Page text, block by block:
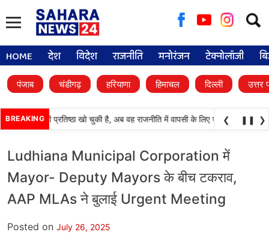
for:
HOME देश विदेश राजनीति मनोरंजन टेक्नोलॉजी
पंजाब चंडीगढ़ हरियाणा हिमाचल दिल्ली उत्तर
BREAKING
दल) अपनी प्रतिष्ठा खो चुकी है, अब वह राजनीति में वापसी के लिए भाजपा से
❮ ❚❚ ❯
Ludhiana Municipal Corporation में
Mayor- Deputy Mayors के बीच टकराव,
AAP MLAs ने बुलाई Urgent Meeting
Posted on July 26, 2025